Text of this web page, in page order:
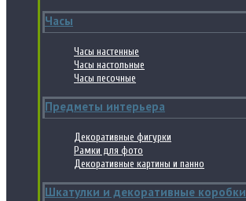
Часы
Часы настенные
Часы настольные
Часы песочные
Предметы интерьера
Декоративные фигурки
Рамки для фото
Декоративные картины и панно
Шкатулки и декоративные коробки